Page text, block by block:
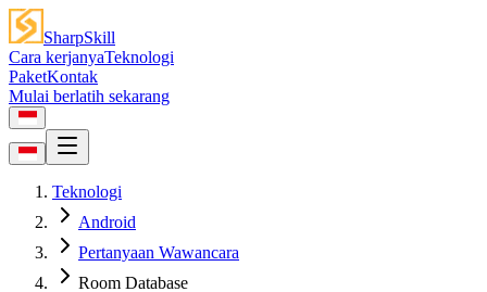
SharpSkill
Cara kerjanyaTeknologi
PaketKontak
Mulai berlatih sekarang
Teknologi
Android
Pertanyaan Wawancara
Room Database